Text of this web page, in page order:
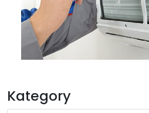
Kategory